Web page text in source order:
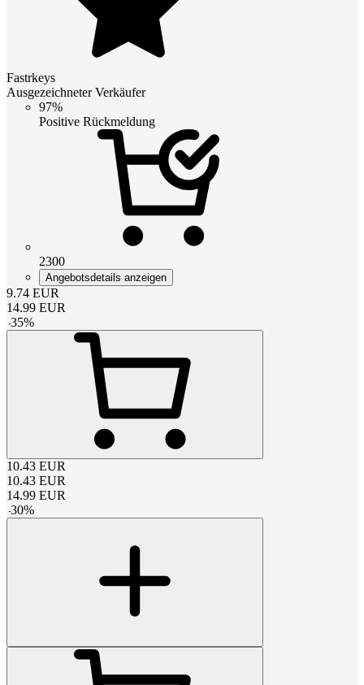
Fastrkeys
Ausgezeichneter Verkäufer
97%
Positive Rückmeldung
2300
Angebotsdetails anzeigen
9.74 EUR
14.99 EUR
-35%
10.43 EUR
10.43 EUR
14.99 EUR
-30%